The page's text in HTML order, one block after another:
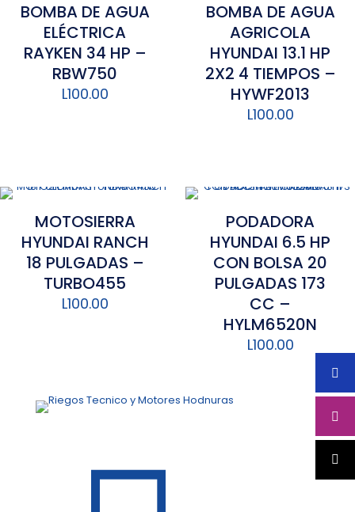
BOMBA DE AGUA
ELÉCTRICA
RAYKEN 34 HP –
RBW750
L100.00
BOMBA DE AGUA
AGRICOLA
HYUNDAI 13.1 HP
2X2 4 TIEMPOS –
HYWF2013
L100.00
MOTOSIERRA
HYUNDAI RANCH
18 PULGADAS –
TURBO455
L100.00
PODADORA
HYUNDAI 6.5 HP
CON BOLSA 20
PULGADAS 173
CC –
HYLM6520N
L100.00